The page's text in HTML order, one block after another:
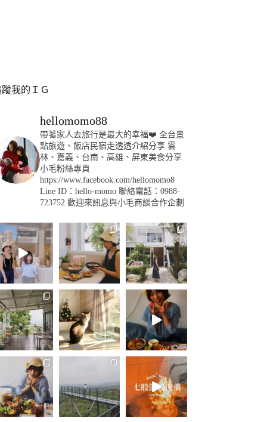
我的ＩＧ
hellomomo88
帶著家人去旅行是最大的幸福❤️ 全台景
點旅遊、飯店民宿走透透介紹分享 雲
林、嘉義、台南、高雄、屏東美食分享
小毛粉絲專頁
https://www.facebook.com/hellomomo8
Line ID：hello-momo聯絡電話：0988-
723752歡迎來訊息與小毛商談合作企劃